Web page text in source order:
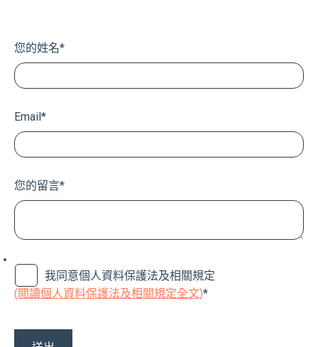
您的姓名*
Email*
您的留言*
我同意個人資料保護法及相關規定
(閱讀個人資料保護法及相關規定全文)*